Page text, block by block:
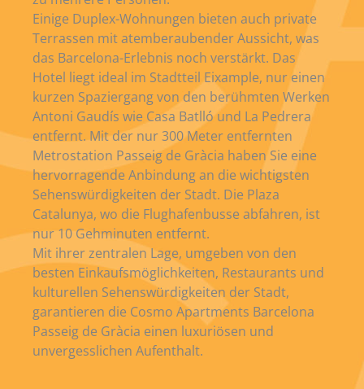
Einige Duplex-Wohnungen bieten auch private
Terrassen mit atemberaubender Aussicht, was
das Barcelona-Erlebnis noch verstärkt. Das
Hotel liegt ideal im Stadtteil Eixample, nur einen
kurzen Spaziergang von den berühmten Werken
Antoni Gaudís wie Casa Batlló und La Pedrera
entfernt. Mit der nur 300 Meter entfernten
Metrostation Passeig de Gràcia haben Sie eine
hervorragende Anbindung an die wichtigsten
Sehenswürdigkeiten der Stadt. Die Plaza
Catalunya, wo die Flughafenbusse abfahren, ist
nur 10 Gehminuten entfernt.
Mit ihrer zentralen Lage, umgeben von den
besten Einkaufsmöglichkeiten, Restaurants und
kulturellen Sehenswürdigkeiten der Stadt,
garantieren die Cosmo Apartments Barcelona
Passeig de Gràcia einen luxuriösen und
unvergesslichen Aufenthalt.